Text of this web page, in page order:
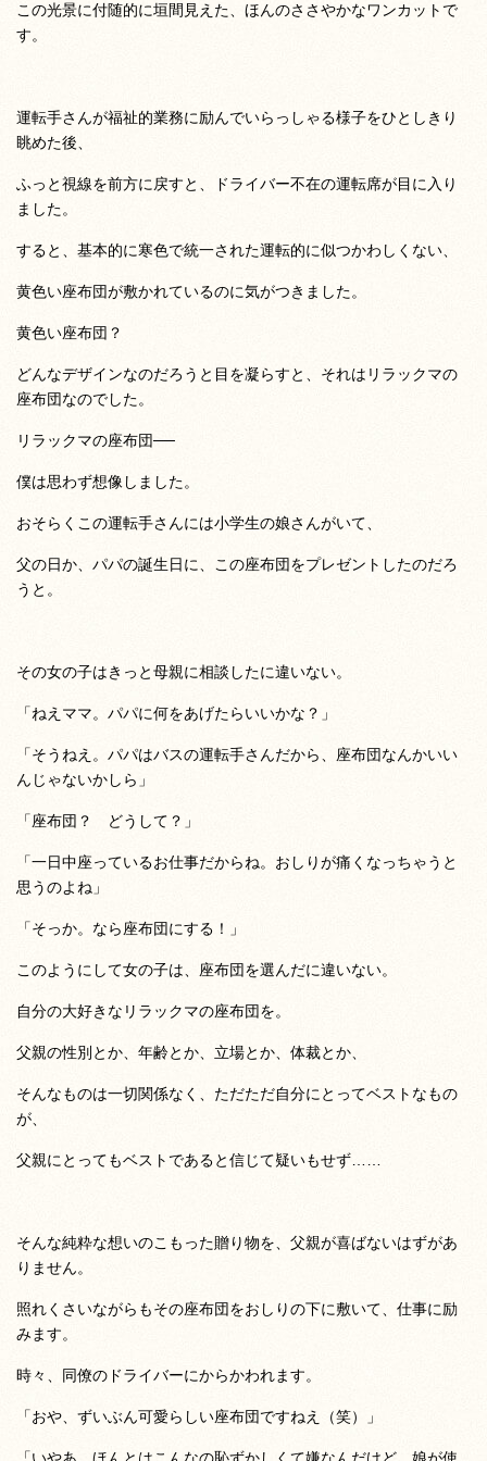
この光景に付随的に垣間見えた、ほんのささやかなワンカットで
す。
運転手さんが福祉的業務に励んでいらっしゃる様子をひとしきり
眺めた後、
ふっと視線を前方に戻すと、ドライバー不在の運転席が目に入り
ました。
すると、基本的に寒色で統一された運転的に似つかわしくない、
黄色い座布団が敷かれているのに気がつきました。
黄色い座布団？
どんなデザインなのだろうと目を凝らすと、それはリラックマの
座布団なのでした。
リラックマの座布団──
僕は思わず想像しました。
おそらくこの運転手さんには小学生の娘さんがいて、
父の日か、パパの誕生日に、この座布団をプレゼントしたのだろ
うと。
その女の子はきっと母親に相談したに違いない。
「ねえママ。パパに何をあげたらいいかな？」
「そうねえ。パパはバスの運転手さんだから、座布団なんかいい
んじゃないかしら」
「座布団？ どうして？」
「一日中座っているお仕事だからね。おしりが痛くなっちゃうと
思うのよね」
「そっか。なら座布団にする！」
このようにして女の子は、座布団を選んだに違いない。
自分の大好きなリラックマの座布団を。
父親の性別とか、年齢とか、立場とか、体裁とか、
そんなものは一切関係なく、ただただ自分にとってベストなもの
が、
父親にとってもベストであると信じて疑いもせず……
そんな純粋な想いのこもった贈り物を、父親が喜ばないはずがあ
りません。
照れくさいながらもその座布団をおしりの下に敷いて、仕事に励
みます。
時々、同僚のドライバーにからかわれます。
「おや、ずいぶん可愛らしい座布団ですねえ（笑）」